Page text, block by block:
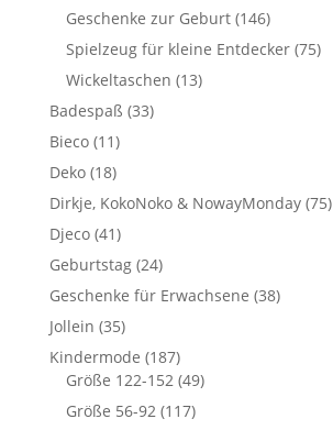
Geschenke zur Geburt (146)
Spielzeug für kleine Entdecker (75)
Wickeltaschen (13)
Badespaß (33)
Bieco (11)
Deko (18)
Dirkje, KokoNoko & NowayMonday (75)
Djeco (41)
Geburtstag (24)
Geschenke für Erwachsene (38)
Jollein (35)
Kindermode (187)
Größe 122-152 (49)
Größe 56-92 (117)